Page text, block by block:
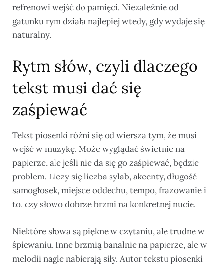
refrenowi wejść do pamięci. Niezależnie od
gatunku rym działa najlepiej wtedy, gdy wydaje się
naturalny.
Rytm słów, czyli dlaczego
tekst musi dać się
zaśpiewać
Tekst piosenki różni się od wiersza tym, że musi
wejść w muzykę. Może wyglądać świetnie na
papierze, ale jeśli nie da się go zaśpiewać, będzie
problem. Liczy się liczba sylab, akcenty, długość
samogłosek, miejsce oddechu, tempo, frazowanie i
to, czy słowo dobrze brzmi na konkretnej nucie.
Niektóre słowa są piękne w czytaniu, ale trudne w
śpiewaniu. Inne brzmią banalnie na papierze, ale w
melodii nagle nabierają siły. Autor tekstu piosenki